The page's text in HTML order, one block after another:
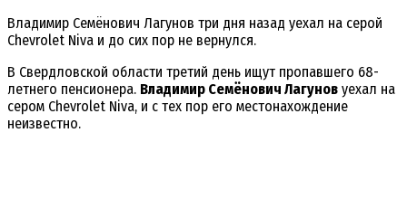
Владимир Семёнович Лагунов три дня назад уехал на серой
Chevrolet Niva и до сих пор не вернулся.
В Свердловской области третий день ищут пропавшего 68-
летнего пенсионера. Владимир Семёнович Лагунов уехал на
сером Chevrolet Niva, и с тех пор его местонахождение
неизвестно.